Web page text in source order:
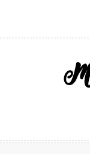
content